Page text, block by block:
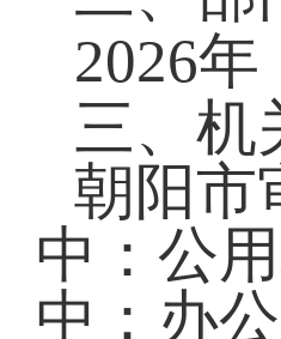
2026年
三、机
朝阳市
中：公
中：办